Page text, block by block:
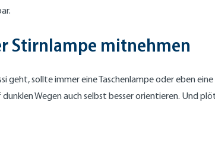
Stirnlampe mitnehmen
geht, sollte immer eine Taschenlampe oder eben
Wegen auch selbst besser orientieren. Und